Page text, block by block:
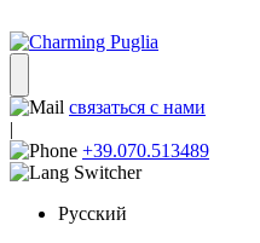
связаться с нами
|
+39.070.513489
Русский